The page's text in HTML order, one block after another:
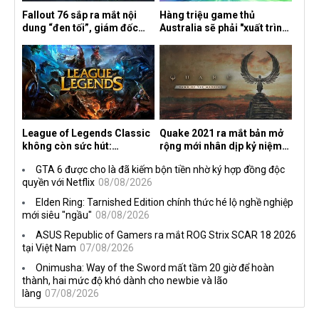
Fallout 76 sắp ra mắt nội
dung “đen tối”, giám đốc
Hàng triệu game thủ
Australia sẽ phải "xuất trình
số tựa game trên Xbox?
League of Legends Classic
không còn sức hút:
chơi cũ không còn online
Quake 2021 ra mắt bản mở
rộng mới nhân dịp kỷ niệm
the Machine
GTA 6 được cho là đã kiếm bộn tiền nhờ ký hợp đồng độc
quyền với Netflix 08/08/2026
Elden Ring: Tarnished Edition chính thức hé lộ nghề nghiệp
mới siêu "ngầu" 08/08/2026
ASUS Republic of Gamers ra mắt ROG Strix SCAR 18 2026
tại Việt Nam 07/08/2026
Onimusha: Way of the Sword mất tầm 20 giờ để hoàn
thành, hai mức độ khó dành cho newbie và lão
làng 07/08/2026